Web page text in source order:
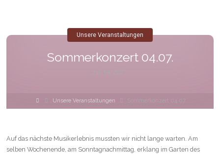
Sommerkonzert 04.07.
Unsere Veranstaltungen
HomeUnsere Veranstaltungen Sommerkonzert 04.07.
Auf das nächste Musikerlebnis mussten wir nicht lange warten. Am
selben Wochenende, am Sonntagnachmittag, erklang im Garten des